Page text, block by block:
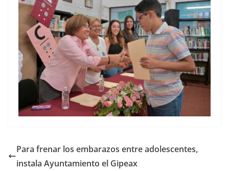
Para frenar los embarazos entre adolescentes,
instala Ayuntamiento el Gipeax